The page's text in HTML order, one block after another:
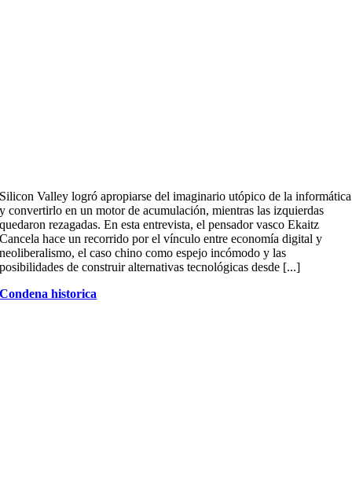
Silicon Valley logró apropiarse del imaginario utópico de la informática
y convertirlo en un motor de acumulación, mientras las izquierdas
quedaron rezagadas. En esta entrevista, el pensador vasco Ekaitz
Cancela hace un recorrido por el vínculo entre economía digital y
neoliberalismo, el caso chino como espejo incómodo y las
posibilidades de construir alternativas tecnológicas desde [...]
Condena historica